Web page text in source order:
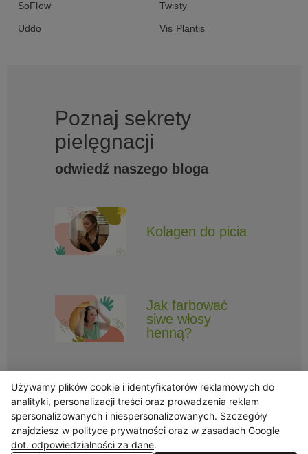
SoFlow Twisty
Uddo Vis Plantis
Poznaj sekrety
pielęgnacji
odwiedź naszego bloga
Kolagen do picia
Jak farbować
siwe włosy
henną?
Obserwuj Triny, by nie ominęły Cię najlepsze promocje i informacje
o nowościach.
Używamy plików cookie i identyfikatorów reklamowych do
analityki, personalizacji treści oraz prowadzenia reklam
spersonalizowanych i niespersonalizowanych. Szczegóły
znajdziesz w polityce prywatności oraz w zasadach Google
dot. odpowiedzialności za dane.